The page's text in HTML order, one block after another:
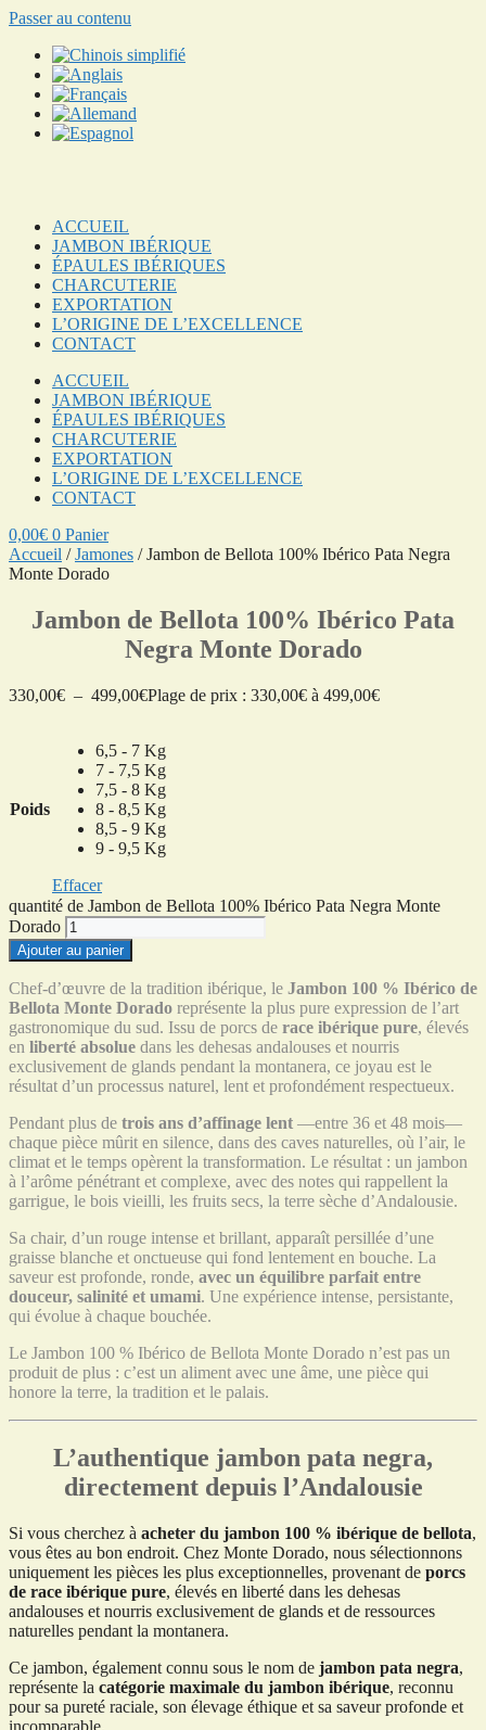
Passer au contenu
ACCUEIL
JAMBON IBÉRIQUE
ÉPAULES IBÉRIQUES
CHARCUTERIE
EXPORTATION
L’ORIGINE DE L’EXCELLENCE
CONTACT
ACCUEIL
JAMBON IBÉRIQUE
ÉPAULES IBÉRIQUES
CHARCUTERIE
EXPORTATION
L’ORIGINE DE L’EXCELLENCE
CONTACT
0,00€ 0 Panier
Accueil /Jamones / Jambon de Bellota 100% Ibérico Pata Negra
Monte Dorado
Jambon de Bellota 100% Ibérico Pata
Negra Monte Dorado
330,00€ – 499,00€Plage de prix : 330,00€ à 499,00€
Poids
6,5 - 7 Kg
7 - 7,5 Kg
7,5 - 8 Kg
8 - 8,5 Kg
8,5 - 9 Kg
9 - 9,5 Kg
Effacer
quantité de Jambon de Bellota 100% Ibérico Pata Negra Monte
Dorado
Ajouter au panier
Chef-d’œuvre de la tradition ibérique, le Jambon 100 % Ibérico de
Bellota Monte Dorado représente la plus pure expression de l’art
gastronomique du sud. Issu de porcs de race ibérique pure, élevés
en liberté absolue dans les dehesas andalouses et nourris
exclusivement de glands pendant la montanera, ce joyau est le
résultat d’un processus naturel, lent et profondément respectueux.
Pendant plus de trois ans d’affinage lent —entre 36 et 48 mois—
chaque pièce mûrit en silence, dans des caves naturelles, où l’air, le
climat et le temps opèrent la transformation. Le résultat : un jambon
à l’arôme pénétrant et complexe, avec des notes qui rappellent la
garrigue, le bois vieilli, les fruits secs, la terre sèche d’Andalousie.
Sa chair, d’un rouge intense et brillant, apparaît persillée d’une
graisse blanche et onctueuse qui fond lentement en bouche. La
saveur est profonde, ronde, avec un équilibre parfait entre
douceur, salinité et umami. Une expérience intense, persistante,
qui évolue à chaque bouchée.
Le Jambon 100 % Ibérico de Bellota Monte Dorado n’est pas un
produit de plus : c’est un aliment avec une âme, une pièce qui
honore la terre, la tradition et le palais.
L’authentique jambon pata negra,
directement depuis l’Andalousie
Si vous cherchez à acheter du jambon 100 % ibérique de bellota,
vous êtes au bon endroit. Chez Monte Dorado, nous sélectionnons
uniquement les pièces les plus exceptionnelles, provenant de porcs
de race ibérique pure, élevés en liberté dans les dehesas
andalouses et nourris exclusivement de glands et de ressources
naturelles pendant la montanera.
Ce jambon, également connu sous le nom de jambon pata negra,
représente la catégorie maximale du jambon ibérique, reconnu
pour sa pureté raciale, son élevage éthique et sa saveur profonde et
incomparable.